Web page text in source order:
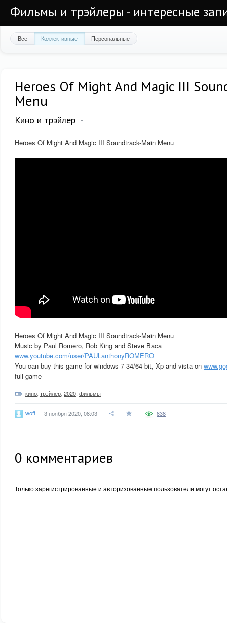
Фильмы и трэйлеры - интересные
Все Коллективные Персональные
Heroes Of Might And Magic III
Menu
Кино и трэйлер
Heroes Of Might And Magic III Soundtrack-Main Menu
Heroes Of Might And Magic III Soundtrack-Main Menu
Music by Paul Romero, Rob King and Steve Baca
www.youtube.com/user/PAULanthonyROMERO
You can buy this game for windows 7 34/64 bit, Xp and vista on
full game
кино трэйлер 2020 фильмы
woff 3 ноября 2020, 08:03 838
0 комментариев
Только зарегистрированные и авторизованные пользователи могут